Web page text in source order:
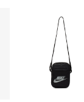
21家銀行